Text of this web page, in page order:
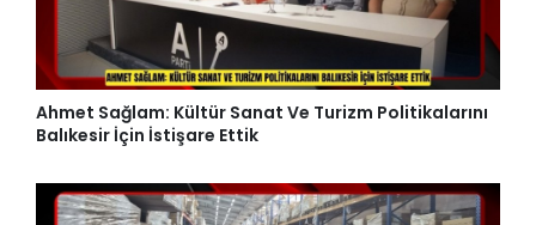
Ahmet Sağlam: Kültür Sanat Ve Turizm Politikalarını
Balıkesir İçin İstişare Ettik